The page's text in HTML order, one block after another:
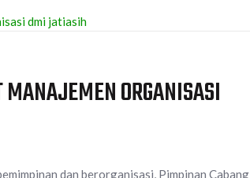
ORGANISASI
dan berorganisasi, Pimpinan Cabang